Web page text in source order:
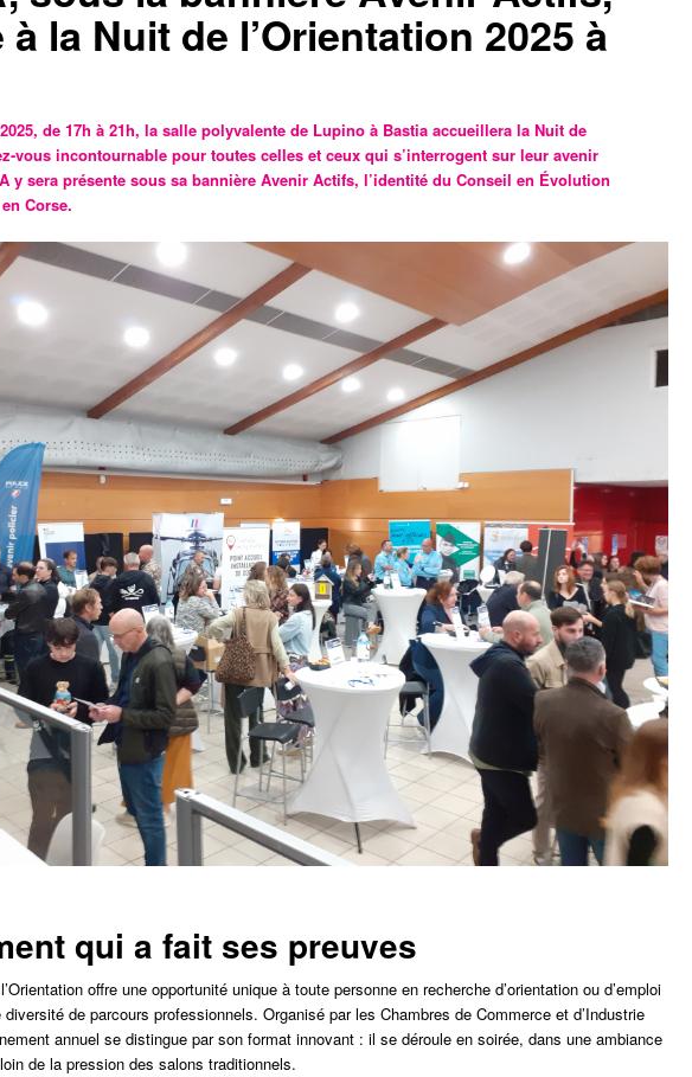
la Nuit de l’Orientation 2025 à
de 17h à 21h, la salle polyvalente de Lupino à Bastia accueillera la Nuit de
vous incontournable pour toutes celles et ceux qui s’interrogent sur leur avenir
y sera présente sous sa bannière Avenir Actifs, l’identité du Conseil en Évolution
Corse.
qui a fait ses preuves
offre une opportunité unique à toute personne en recherche d’orientation ou d’emploi
de parcours professionnels. Organisé par les Chambres de Commerce et d’Industrie
annuel se distingue par son format innovant : il se déroule en soirée, dans une ambiance
de la pression des salons traditionnels.